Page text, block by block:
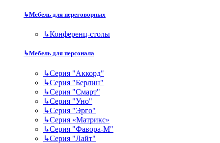
↳Мебель для переговорных
↳Конференц-столы
↳Мебель для персонала
↳Серия "Аккорд"
↳Серия "Берлин"
↳Серия "Смарт"
↳Серия "Уно"
↳Серия "Эрго"
↳Серия «Матрикс»
↳Серия "Фавора-М"
↳Серия "Лайт"